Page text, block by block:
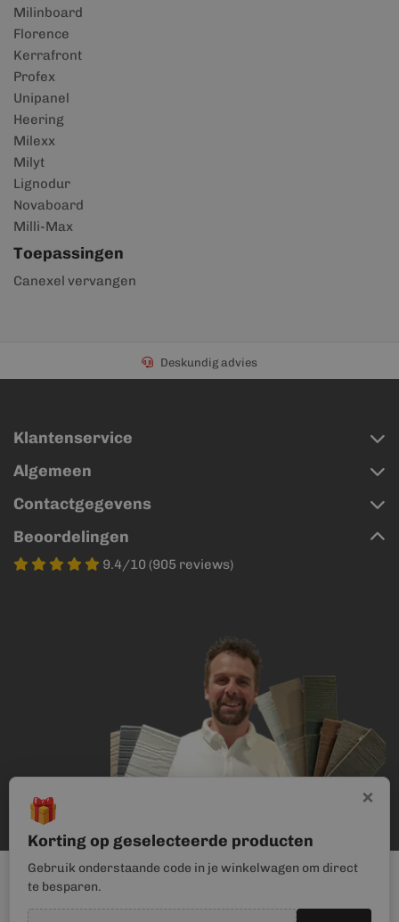
Milinboard
Florence
Kerrafront
Profex
Unipanel
Heering
Milexx
Milyt
Lignodur
Novaboard
Milli-Max
Toepassingen
Canexel vervangen
Deskundig advies
Klantenservice
Algemeen
Contactgegevens
Beoordelingen
9.4/10 (905 reviews)
×
🎁
Korting op geselecteerde producten
Gebruik onderstaande code in je winkelwagen om direct
te besparen.